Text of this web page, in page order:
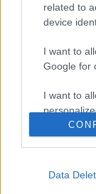
related to
device
I want to
Google for
I want to
I want to
device
Data
Archívum
Rólunk
Anglia